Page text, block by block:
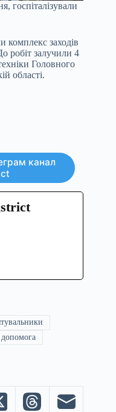
госпіталізували
комплекс заходів
робіт залучили 4
Головного
області.
канал